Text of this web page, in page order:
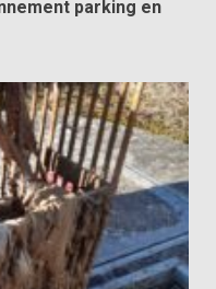
parking en